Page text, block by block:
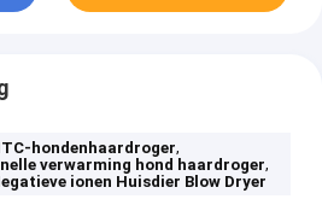
hondenhaardroger,
verwarming hond haardroger,
ionen Huisdier Blow Dryer